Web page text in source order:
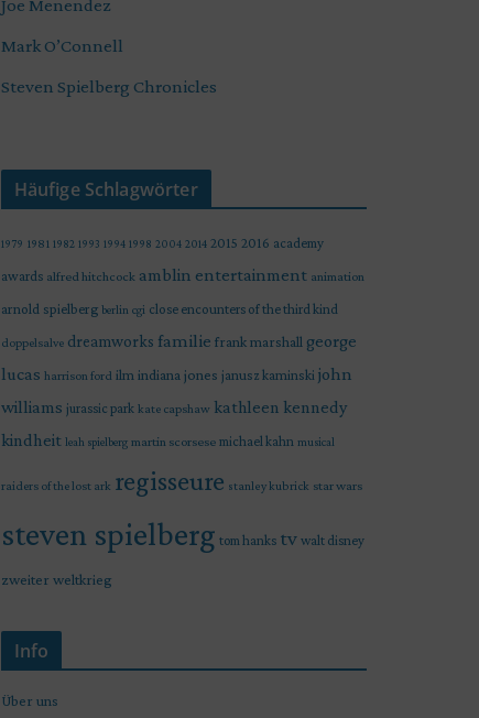
Joe Menendez
Mark O’Connell
Steven Spielberg Chronicles
Häufige Schlagwörter
1979 1981 1982 1993 1994 1998 2004 2014 2015 2016 academy
awards alfred hitchcock amblin entertainment animation
arnold spielberg berlin cgi close encounters of the third kind
doppelsalve dreamworks familie frank marshall george
lucas harrison ford ilm indiana jones janusz kaminski john
williams jurassic park kate capshaw kathleen kennedy
kindheit leah spielberg martin scorsese michael kahn musical
raiders of the lost ark regisseure stanley kubrick star wars
steven spielberg tom hanks tv walt disney
zweiter weltkrieg
Info
Über uns